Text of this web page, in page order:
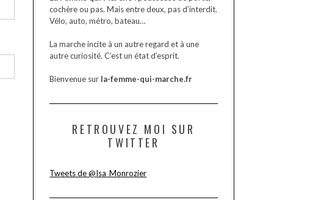
cochère ou pas. Mais entre deux, pas d’interdit.
Vélo, auto, métro, bateau…
La marche incite à un autre regard et à une
autre curiosité. C’est un état d’esprit.
Bienvenue sur la-femme-qui-marche.fr
RETROUVEZ MOI SUR
TWITTER
Tweets de @Isa_Monrozier